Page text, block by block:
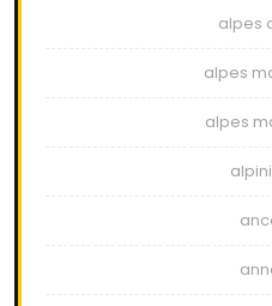
alpes
alpes
alpes